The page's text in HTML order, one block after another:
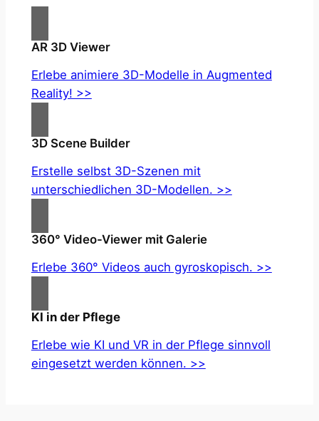
AR 3D Viewer
Erlebe animiere 3D-Modelle in Augmented
Reality! >>
3D Scene Builder
Erstelle selbst 3D-Szenen mit
unterschiedlichen 3D-Modellen. >>
360° Video-Viewer mit Galerie
Erlebe 360° Videos auch gyroskopisch. >>
KI in der Pflege
Erlebe wie KI und VR in der Pflege sinnvoll
eingesetzt werden können. >>